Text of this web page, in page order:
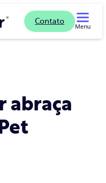
Contato
Menu
abraça